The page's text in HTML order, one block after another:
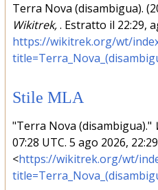
Terra Nova (disambigua).
Wikitrek,. Estratto il 22:29,
https://wikitrek.org/wt/
Stile MLA
"Terra Nova (disambigua)."
07:28 UTC. 5 ago 2026, 22:29
<https://wikitrek.org/wt/